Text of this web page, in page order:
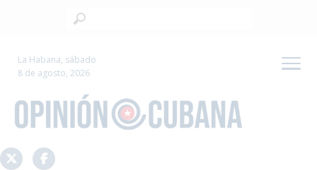
La Habana, sábado
8 de agosto, 2026